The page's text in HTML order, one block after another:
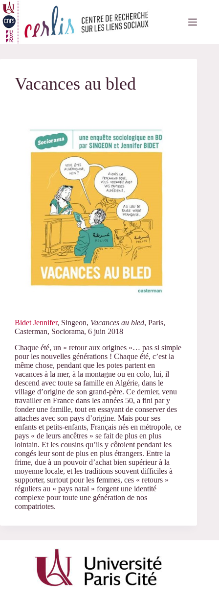
Passer
au
contenu
Vacances au bled
Bidet Jennifer, Singeon, Vacances au bled, Paris,
Casterman, Sociorama, 6 juin 2018
Chaque été, un « retour aux origines »… pas si simple
pour les nouvelles générations ! Chaque été, c’est la
même chose, pendant que les potes partent en
vacances à la mer, à la montagne ou en colo, lui, il
descend avec toute sa famille en Algérie, dans le
village d’origine de son grand-père. Ce dernier, venu
travailler en France dans les années 50, a fini par y
fonder une famille, tout en essayant de conserver des
attaches avec son pays d’origine. Mais pour ses
enfants et petits-enfants, Français nés en métropole, ce
pays « de leurs ancêtres » se fait de plus en plus
lointain. Et les cousins qu’ils y côtoient pendant les
congés leur sont de plus en plus étrangers. Entre la
frime, due à un pouvoir d’achat bien supérieur à la
moyenne locale, et les traditions souvent difficiles à
supporter, surtout pour les femmes, ces « retours »
réguliers au « pays natal » forgent une identité
complexe pour toute une génération de nos
compatriotes.